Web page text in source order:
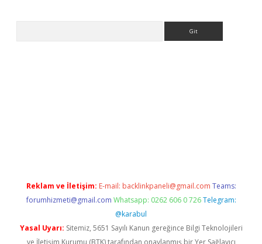
Reklam ve İletişim: E-mail: backlinkpaneli@gmail.com Teams:
forumhizmeti@gmail.com Whatsapp: 0262 606 0 726 Telegram:
@karabul
Yasal Uyarı: Sitemiz, 5651 Sayılı Kanun gereğince Bilgi Teknolojileri
ve İletişim Kurumu (BTK) tarafından onaylanmış bir Yer Sağlayıcı